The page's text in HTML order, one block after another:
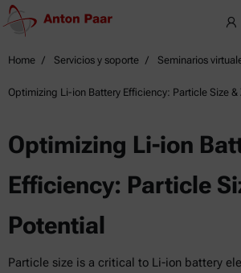
Home Servicios y soporte Seminarios
Optimizing Li-ion Battery Efficiency: Particle Size &
Optimizing Li-ion
Efficiency: Particle
Potential
Particle size is a critical to Li-ion battery